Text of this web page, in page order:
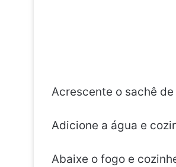
Acrescente o sachê
Adicione a água e
Abaixe o fogo e